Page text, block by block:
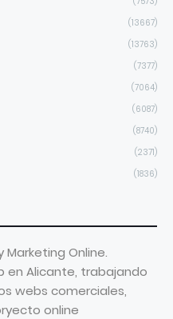
(13667)
(13763)
(7377)
(7064)
(6087)
(8740)
(2371)
(1836)
Marketing Online.
en Alicante, trabajando
webs comerciales,
online